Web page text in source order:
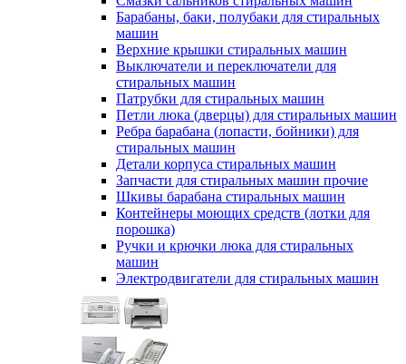
Барабаны, баки, полубаки для стиральных
машин
Верхние крышки стиральных машин
Выключатели и переключатели для
стиральных машин
Патрубки для стиральных машин
Петли люка (дверцы) для стиральных машин
Ребра барабана (лопасти, бойники) для
стиральных машин
Детали корпуса стиральных машин
Запчасти для стиральных машин прочие
Шкивы барабана стиральных машин
Контейнеры моющих средств (лотки для
порошка)
Ручки и крючки люка для стиральных
машин
Электродвигатели для стиральных машин